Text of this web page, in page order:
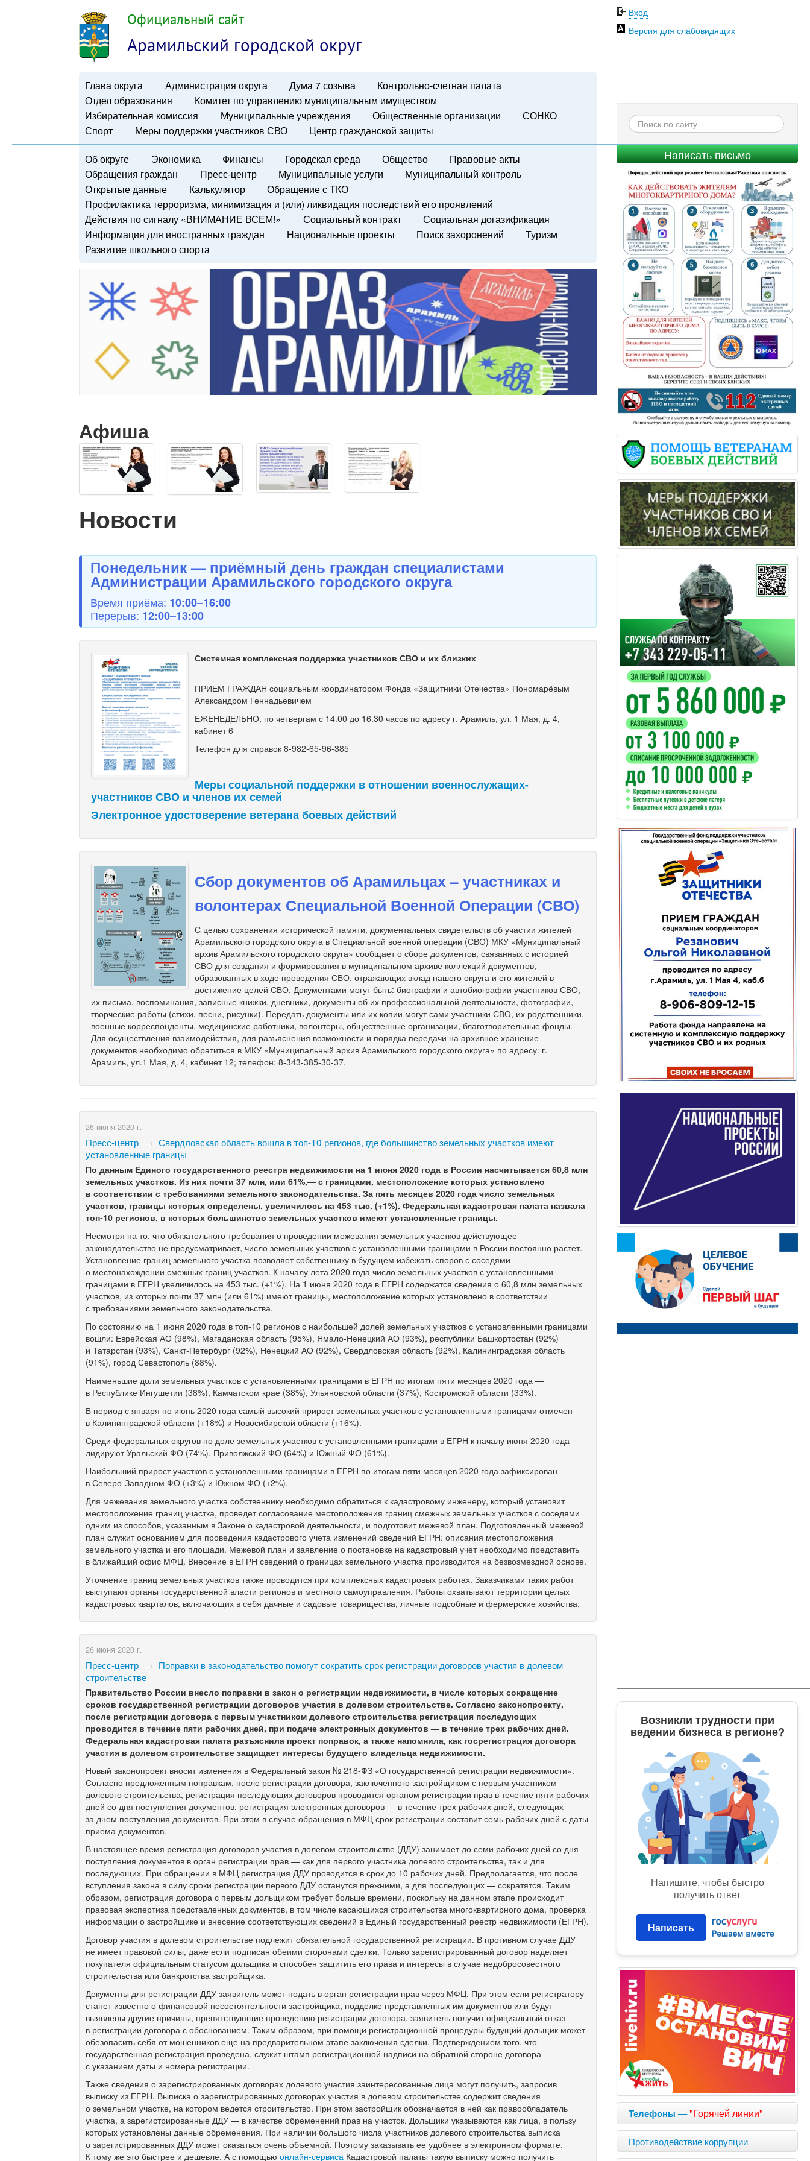
Официальный сайт
Арамильский городской округ
Глава округа Администрация округа Дума 7 созыва
Контрольно-счетная палата
Отдел образования
Комитет по управлению муниципальным имуществом
Избирательная комиссия
Муниципальные учреждения Общественные организации
СОНКО
Спорт
Меры поддержки участников СВО Центр гражданской защиты
Вход
Версия для слабовидящих
Написать письмо
Об округе Экономика Финансы Городская среда Общество
Правовые акты
Обращения граждан
Пресс-центр Муниципальные услуги
Муниципальный контроль
Открытые данные
Калькулятор
Обращение с ТКО
Профилактика терроризма, минимизация и (или) ликвидация последствий его проявлений
Действия по сигналу «ВНИМАНИЕ ВСЕМ!»
Социальный контракт
Социальная догазификация
Информация для иностранных граждан
Национальные проекты Поиск захоронений
Туризм
Развитие школьного спорта
Афиша
Новости
Понедельник — приёмный день граждан специалистами
Администрации Арамильского городского округа
Время приёма: 10:00–16:00
Перерыв: 12:00–13:00
Системная комплексная поддержка участников СВО и их близких
ПРИЕМ ГРАЖДАН социальным координатором Фонда «Защитники Отечества» Пономарёвым
Александром Геннадьевичем
ЕЖЕНЕДЕЛЬНО, по четвергам с 14.00 до 16.30 часов по адресу г. Арамиль, ул. 1 Мая, д. 4,
кабинет 6
Телефон для справок 8-982-65-96-385
Меры социальной поддержки в отношении военнослужащих-
участников СВО и членов их семей
Электронное удостоверение ветерана боевых действий
Сбор документов об Арамильцах – участниках и
волонтерах Специальной Военной Операции (СВО)
С целью сохранения исторической памяти, документальных свидетельств об участии жителей
Арамильского городского округа в Специальной военной операции (СВО) МКУ «Муниципальный
архив Арамильского городского округа» сообщает о сборе документов, связанных с историей
СВО для создания и формирования в муниципальном архиве коллекций документов,
образованных в ходе проведения СВО, отражающих вклад нашего округа и его жителей в
достижение целей СВО. Документами могут быть: биографии и автобиографии участников СВО,
их письма, воспоминания, записные книжки, дневники, документы об их профессиональной деятельности, фотографии,
творческие работы (стихи, песни, рисунки). Передать документы или их копии могут сами участники СВО, их родственники,
военные корреспонденты, медицинские работники, волонтеры, общественные организации, благотворительные фонды.
Для осуществления взаимодействия, для разъяснения возможности и порядка передачи на архивное хранение
документов необходимо обратиться в МКУ «Муниципальный архив Арамильского городского округа» по адресу: г.
Арамиль, ул.1 Мая, д. 4, кабинет 12; телефон: 8-343-385-30-37.
26 июня 2020 г.
Пресс-центр → Свердловская область вошла в топ-10 регионов, где большинство земельных участков имеют
установленные границы
По данным Единого государственного реестра недвижимости на 1 июня 2020 года в России насчитывается 60,8 млн
земельных участков. Из них почти 37 млн, или 61%,— с границами, местоположение которых установлено
в соответствии с требованиями земельного законодательства. За пять месяцев 2020 года число земельных
участков, границы которых определены, увеличилось на 453 тыс. (+1%). Федеральная кадастровая палата назвала
топ-10 регионов, в которых большинство земельных участков имеют установленные границы.
Несмотря на то, что обязательного требования о проведении межевания земельных участков действующее
законодательство не предусматривает, число земельных участков с установленными границами в России постоянно растет.
Установление границ земельного участка позволяет собственнику в будущем избежать споров с соседями
о местонахождении смежных границ участков. К началу лета 2020 года число земельных участков с установленными
границами в ЕГРН увеличилось на 453 тыс. (+1%). На 1 июня 2020 года в ЕГРН содержатся сведения о 60,8 млн земельных
участков, из которых почти 37 млн (или 61%) имеют границы, местоположение которых установлено в соответствии
с требованиями земельного законодательства.
По состоянию на 1 июня 2020 года в топ-10 регионов с наибольшей долей земельных участков с установленными границами
вошли: Еврейская АО (98%), Магаданская область (95%), Ямало-Ненецкий АО (93%), республики Башкортостан (92%)
и Татарстан (93%), Санкт-Петербург (92%), Ненецкий АО (92%), Свердловская область (92%), Калининградская область
(91%), город Севастополь (88%).
Наименьшие доли земельных участков с установленными границами в ЕГРН по итогам пяти месяцев 2020 года —
в Республике Ингушетии (38%), Камчатском крае (38%), Ульяновской области (37%), Костромской области (33%).
В период с января по июнь 2020 года самый высокий прирост земельных участков с установленными границами отмечен
в Калининградской области (+18%) и Новосибирской области (+16%).
Среди федеральных округов по доле земельных участков с установленными границами в ЕГРН к началу июня 2020 года
лидируют Уральский ФО (74%), Приволжский ФО (64%) и Южный ФО (61%).
Наибольший прирост участков с установленными границами в ЕГРН по итогам пяти месяцев 2020 года зафиксирован
в Северо-Западном ФО (+3%) и Южном ФО (+2%).
Для межевания земельного участка собственнику необходимо обратиться к кадастровому инженеру, который установит
местоположение границ участка, проведет согласование местоположения границ смежных земельных участков с соседями
одним из способов, указанным в Законе о кадастровой деятельности, и подготовит межевой план. Подготовленный межевой
план служит основанием для проведения кадастрового учета изменений сведений ЕГРН: описания местоположения
земельного участка и его площади. Межевой план и заявление о постановке на кадастровый учет необходимо представить
в ближайший офис МФЦ. Внесение в ЕГРН сведений о границах земельного участка производится на безвозмездной основе.
Уточнение границ земельных участков также проводится при комплексных кадастровых работах. Заказчиками таких работ
выступают органы государственной власти регионов и местного самоуправления. Работы охватывают территории целых
кадастровых кварталов, включающих в себя дачные и садовые товарищества, личные подсобные и фермерские хозяйства.
26 июня 2020 г.
Пресс-центр → Поправки в законодательство помогут сократить срок регистрации договоров участия в долевом
строительстве
Правительство России внесло поправки в закон о регистрации недвижимости, в числе которых сокращение
сроков государственной регистрации договоров участия в долевом строительстве. Согласно законопроекту,
после регистрации договора с первым участником долевого строительства регистрация последующих
проводится в течение пяти рабочих дней, при подаче электронных документов — в течение трех рабочих дней.
Федеральная кадастровая палата разъяснила проект поправок, а также напомнила, как госрегистрация договора
участия в долевом строительстве защищает интересы будущего владельца недвижимости.
Новый законопроект вносит изменения в Федеральный закон №218-ФЗ «О государственной регистрации недвижимости».
Согласно предложенным поправкам, после регистрации договора, заключенного застройщиком с первым участником
долевого строительства, регистрация последующих договоров проводится органом регистрации прав в течение пяти рабочих
дней со дня поступления документов, регистрация электронных договоров — в течение трех рабочих дней, следующих
за днем поступления документов. При этом в случае обращения в МФЦ срок регистрации составит семь рабочих дней с даты
приема документов.
В настоящее время регистрация договоров участия в долевом строительстве (ДДУ) занимает до семи рабочих дней со дня
поступления документов в орган регистрации прав — как для первого участника долевого строительства, так и для
последующих. При обращении в МФЦ регистрация ДДУ проводится в срок до 10 рабочих дней. Предполагается, что после
вступления закона в силу сроки регистрации первого ДДУ останутся прежними, а для последующих — сократятся. Таким
образом, регистрация договора с первым дольщиком требует больше времени, поскольку на данном этапе происходит
правовая экспертиза представленных документов, в том числе касающихся строительства многоквартирного дома, проверка
информации о застройщике и внесение соответствующих сведений в Единый государственный реестр недвижимости (ЕГРН).
Договор участия в долевом строительстве подлежит обязательной государственной регистрации. В противном случае ДДУ
не имеет правовой силы, даже если подписан обеими сторонами сделки. Только зарегистрированный договор наделяет
покупателя официальным статусом дольщика и способен защитить его права и интересы в случае недобросовестного
строительства или банкротства застройщика.
Документы для регистрации ДДУ заявитель может подать в орган регистрации прав через МФЦ. При этом если регистратору
станет известно о финансовой несостоятельности застройщика, подделке представленных им документов или будут
выявлены другие причины, препятствующие проведению регистрации договора, заявитель получит официальный отказ
в регистрации договора с обоснованием. Таким образом, при помощи регистрационной процедуры будущий дольщик может
обезопасить себя от мошенников еще на предварительном этапе заключения сделки. Подтверждением того, что
государственная регистрация проведена, служит штамп регистрационной надписи на обратной стороне договора
с указанием даты и номера регистрации.
Также сведения о зарегистрированных договорах долевого участия заинтересованные лица могут получить, запросив
выписку из ЕГРН. Выписка о зарегистрированных договорах участия в долевом строительстве содержит сведения
о земельном участке, на котором ведется строительство. При этом застройщик обозначается в ней как правообладатель
участка, а зарегистрированные ДДУ — в качестве обременений прав на участок. Дольщики указываются как лица, в пользу
которых установлены данные обременения. При наличии большого числа участников долевого строительства выписка
о зарегистрированных ДДУ может оказаться очень объемной. Поэтому заказывать ее удобнее в электронном формате.
К тому же это быстрее и дешевле. А с помощьюонлайн-сервиса Кадастровой палаты такую выписку можно получить
Возникли трудности при
ведении бизнеса в регионе?
Напишите, чтобы быстро
получить ответ
Написать
Телефоны —"Горячей линии"
Противодействие коррупции